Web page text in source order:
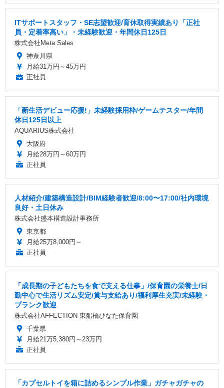
ITサポートスタッフ・SE志望歓迎/育休取得実績あり「正社
員・定着率高い」・未経験歓迎・年間休日125日
株式会社Meta Sales
神奈川県
月給31万円～45万円
正社員
「新生活デビュー応援!」未経験採用枠/ゲームテスター/年間
休日125日以上
AQUARIUS株式会社
大阪府
月給28万円～60万円
正社員
人材紹介/建築構造設計/BIM経験者歓迎/8:00〜17:00/社内環境
良好・土日休み
株式会社盛本構造設計事務所
東京都
月給25万8,000円～
正社員
「成長期の子どもたちを食で支える仕事」/保育園の栄養士/日
勤中心で生活リズム安定/賞与支給あり/福利厚生充実/未経験・
ブランク歓迎
株式会社AFFECTION 東船橋ひなた保育園
千葉県
月給21万5,380円～23万円
正社員
「カプセルトイを箱に詰めるシンプル作業」ガチャガチャの